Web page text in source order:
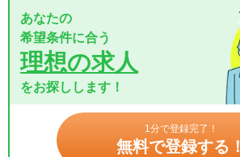
あなたの
希望条件に合う
理想の求人
をお探しします！
1分で登録完了！
無料で登録する！